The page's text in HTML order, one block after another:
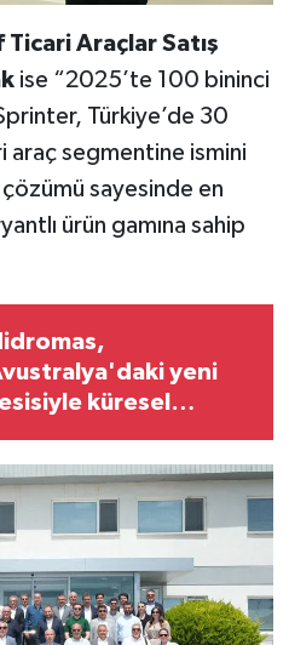
Araçlar Satış
ise “2025’te 100 bininci
Türkiye’de 30
araç segmentine ismini
sayesinde en
ürün gamına sahip
yeni
küresel